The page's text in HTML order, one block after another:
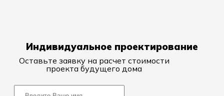
Индивидуальное проектирование
Оставьте заявку на расчет стоимости
проекта будущего дома